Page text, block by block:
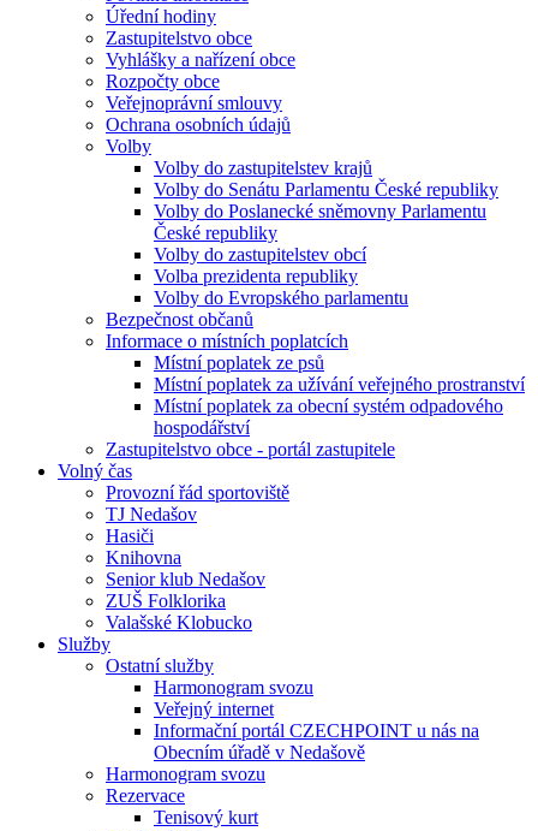
Úřední hodiny
Zastupitelstvo obce
Vyhlášky a nařízení obce
Rozpočty obce
Veřejnoprávní smlouvy
Ochrana osobních údajů
Volby
Volby do zastupitelstev krajů
Volby do Senátu Parlamentu České republiky
Volby do Poslanecké sněmovny Parlamentu
České republiky
Volby do zastupitelstev obcí
Volba prezidenta republiky
Volby do Evropského parlamentu
Bezpečnost občanů
Informace o místních poplatcích
Místní poplatek ze psů
Místní poplatek za užívání veřejného prostranství
Místní poplatek za obecní systém odpadového
hospodářství
Zastupitelstvo obce - portál zastupitele
Volný čas
Provozní řád sportoviště
TJ Nedašov
Hasiči
Knihovna
Senior klub Nedašov
ZUŠ Folklorika
Valašské Klobucko
Služby
Ostatní služby
Harmonogram svozu
Veřejný internet
Informační portál CZECHPOINT u nás na
Obecním úřadě v Nedašově
Harmonogram svozu
Rezervace
Tenisový kurt